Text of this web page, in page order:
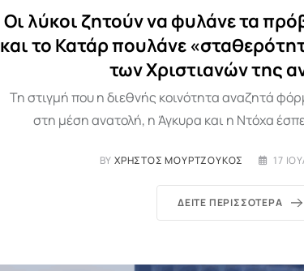
Οι λύκοι ζητούν να φυλάνε τα
και το Κατάρ πουλάνε
των Χριστιανών της
Τη στιγμή που η διεθνής κοινότητα αναζητά
στη μέση ανατολή, η Άγκυρα και η Ντόχα
BYΧΡΉΣΤΟΣ ΜΟΥΡΤΖΟΎΚΟΣ 17
ΔΕΊΤΕ ΠΕΡΙΣΣΌΤΕΡΑ